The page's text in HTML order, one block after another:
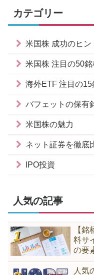
カテゴリー
米国株 成功のヒン
米国株 注目の50銘
海外ETF 注目の15
バフェットの保有
米国株の魅力
ネット証券を徹底
IPO投資
人気の記事
【
料サ
の要
人気